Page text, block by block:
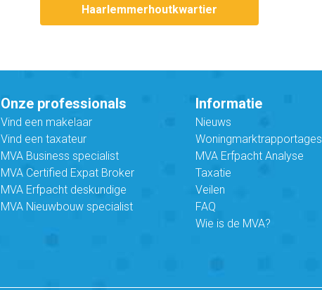
Haarlemmerhoutkwartier
Onze professionals
Vind een makelaar
Vind een taxateur
MVA Business specialist
MVA Certified Expat Broker
MVA Erfpacht deskundige
MVA Nieuwbouw specialist
Informatie
Nieuws
Woningmarktrapportages
MVA Erfpacht Analyse
Taxatie
Veilen
FAQ
Wie is de MVA?